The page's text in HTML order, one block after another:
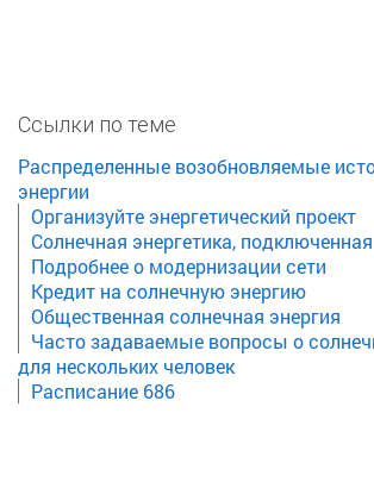
Ссылки по теме
Распределенные возобновляемые
энергии
Организуйте энергетический проект
Солнечная энергетика, подключенная
Подробнее о модернизации сети
Кредит на солнечную энергию
Общественная солнечная энергия
Часто задаваемые вопросы о
для нескольких человек
Расписание 686